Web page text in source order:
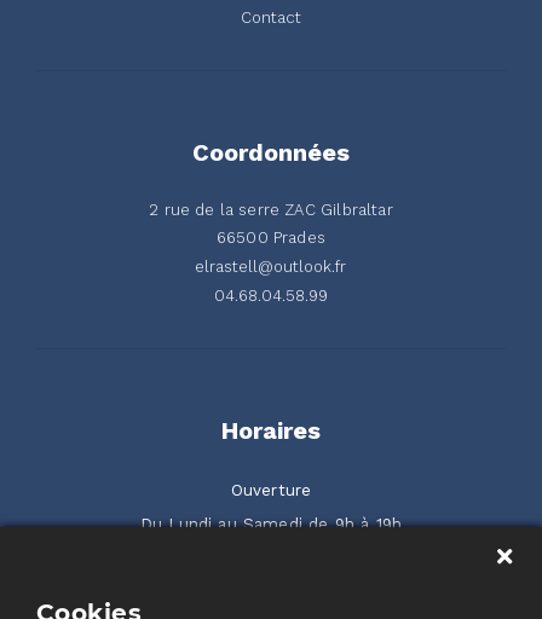
Contact
Coordonnées
2 rue de la serre ZAC Gilbraltar
66500 Prades
elrastell@outlook.fr
04.68.04.58.99
Horaires
Ouverture
Du Lundi au Samedi de 9h à 19h
Cookies